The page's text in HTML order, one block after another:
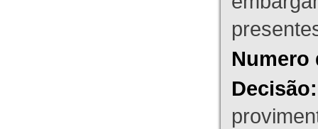
Numero
Decisão: